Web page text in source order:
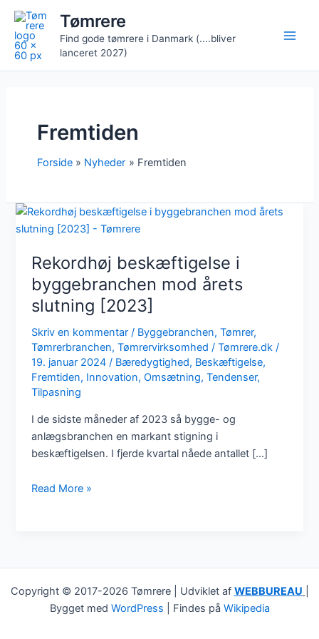
indholdet
Tømrere
Find gode tømrere i Danmark (....bliver
lanceret 2027)
Fremtiden
Forside Nyheder Fremtiden
Rekordhøj beskæftigelse i
byggebranchen mod årets
slutning [2023]
Skriv en kommentar / Byggebranchen,Tømrer,
Tømrerbranchen,Tømrervirksomhed /Tømrere.dk/
19. januar 2024/ Bæredygtighed, Beskæftigelse,
Fremtiden, Innovation,Omsætning,Tendenser,
Tilpasning
I de sidste måneder af 2023 så bygge- og
anlægsbranchen en markant stigning i
beskæftigelsen. I fjerde kvartal nåede antallet […]
Rekordhøj
slutning
[2023]
Read More »
Copyright © 2017-2026 Tømrere | Udviklet af WEBBUREAU
Bygget med WordPress | Findes på Wikipedia